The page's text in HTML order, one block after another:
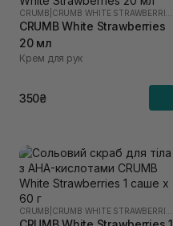
CRUMB
CRUMB White Strawberries
20 мл
Крем для рук
350₴
CRUMB